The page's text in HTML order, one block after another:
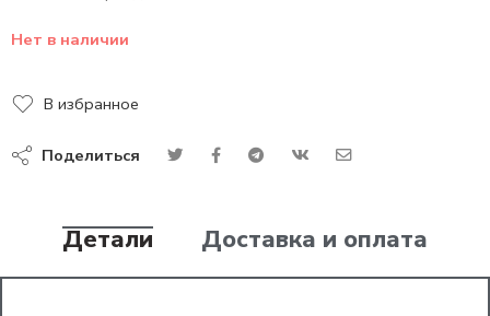
Нет в наличии
В избранное
Поделиться
Детали Доставка и оплата